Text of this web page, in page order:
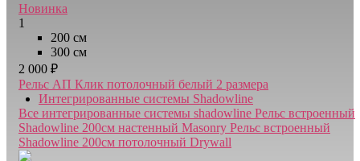
Новинка
1
200 см
300 см
2 000 ₽
Рельс АП Клик потолочный белый 2 размера
Интегрированные системы Shadowline
Все интегрированные системы shadowline Рельс встроенный
Shadowline 200см настенный Masonry Рельс встроенный
Shadowline 200см потолочный Drywall